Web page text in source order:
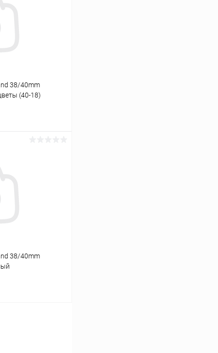
38/40mm
(40-18)
38/40mm